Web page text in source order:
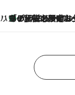
ハワイ賢者 リサのお気に入りリスト2026.8.6
あの伝説の限定トートも！ リニューアルした「ディーン＆デルー